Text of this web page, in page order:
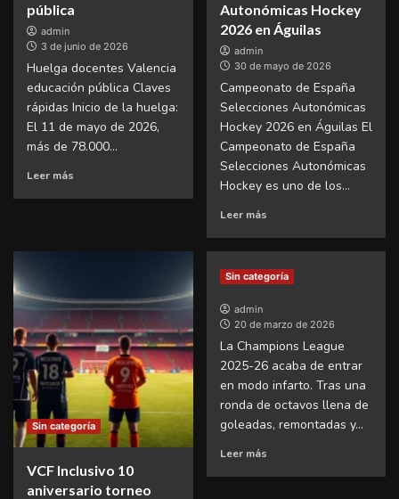
pública
admin
3 de junio de 2026
Huelga docentes Valencia
educación pública Claves
rápidas Inicio de la huelga:
El 11 de mayo de 2026,
más de 78.000...
Leer más
Autonómicas Hockey
2026 en Águilas
admin
30 de mayo de 2026
Campeonato de España
Selecciones Autonómicas
Hockey 2026 en Águilas El
Campeonato de España
Selecciones Autonómicas
Hockey es uno de los...
Leer más
Sin categoría
VCF Inclusivo 10
aniversario torneo
Sin categoría
admin
20 de marzo de 2026
La Champions League
2025-26 acaba de entrar
en modo infarto. Tras una
ronda de octavos llena de
goleadas, remontadas y...
Leer más